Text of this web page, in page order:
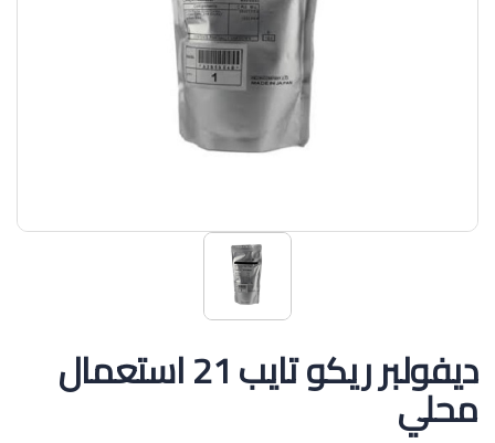
ديفولبر ريكو تايب 21 استعمال
محلي